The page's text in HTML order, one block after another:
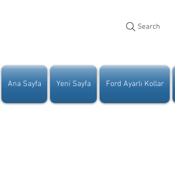
Search
Ana Sayfa Yeni Sayfa Ford Ayarlı Kollar